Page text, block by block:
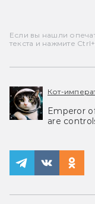
Если вы нашли
текста и нажмите
Кот-
Emperor
are